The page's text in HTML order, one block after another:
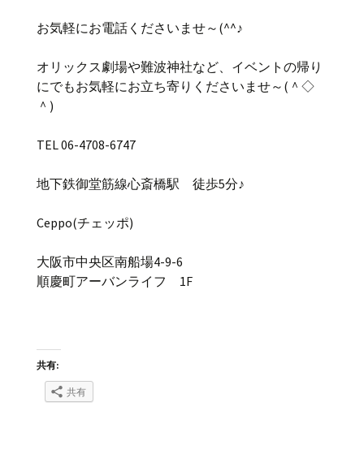
お気軽にお電話くださいませ～(^^♪
オリックス劇場や難波神社など、イベントの帰り
にでもお気軽にお立ち寄りくださいませ～(＾◇
＾)
TEL 06-4708-6747
地下鉄御堂筋線心斎橋駅 徒歩5分♪
Ceppo(チェッポ)
大阪市中央区南船場4-9-6
順慶町アーバンライフ 1F
共有:
共有